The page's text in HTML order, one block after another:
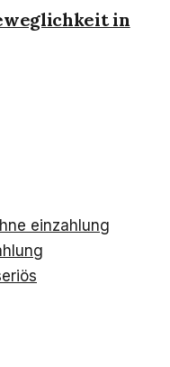
in
einzahlung